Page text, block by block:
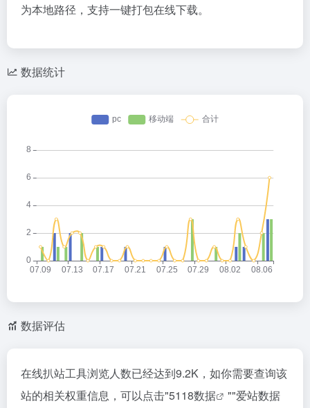
为本地路径，支持一键打包在线下载。
数据统计
数据评估
在线扒站工具浏览人数已经达到9.2K，如你需要查询该
站的相关权重信息，可以点击"5118数据 ""爱站数据